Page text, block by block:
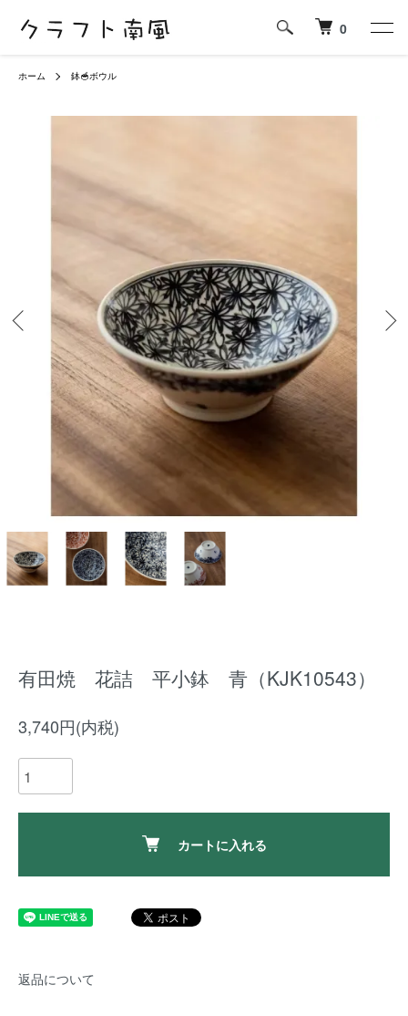
0
ホーム 鉢🥣ボウル
有田焼 花詰 平小鉢 青（KJK10543）
3,740円(内税)
カートに入れる
返品について